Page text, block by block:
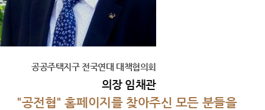
공공주택지구 전국연대 대책협의회
의장 임채관
"공전협" 홈페이지를 찾아주신 모든 분들을